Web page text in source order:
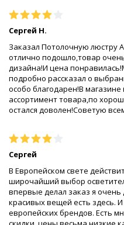
Сергей Н.
Заказал Потолочную люстру
отлично подошло,товар
дизайна!И цена
подробно рассказал о
особо благодарен!В
ассортимент товара,по
остался доволен!Советую
Сергей
В Европейском свете
широчайший выбор
впервые делал заказ я очень
красивых вещей есть здесь.
европейских брендов. Есть